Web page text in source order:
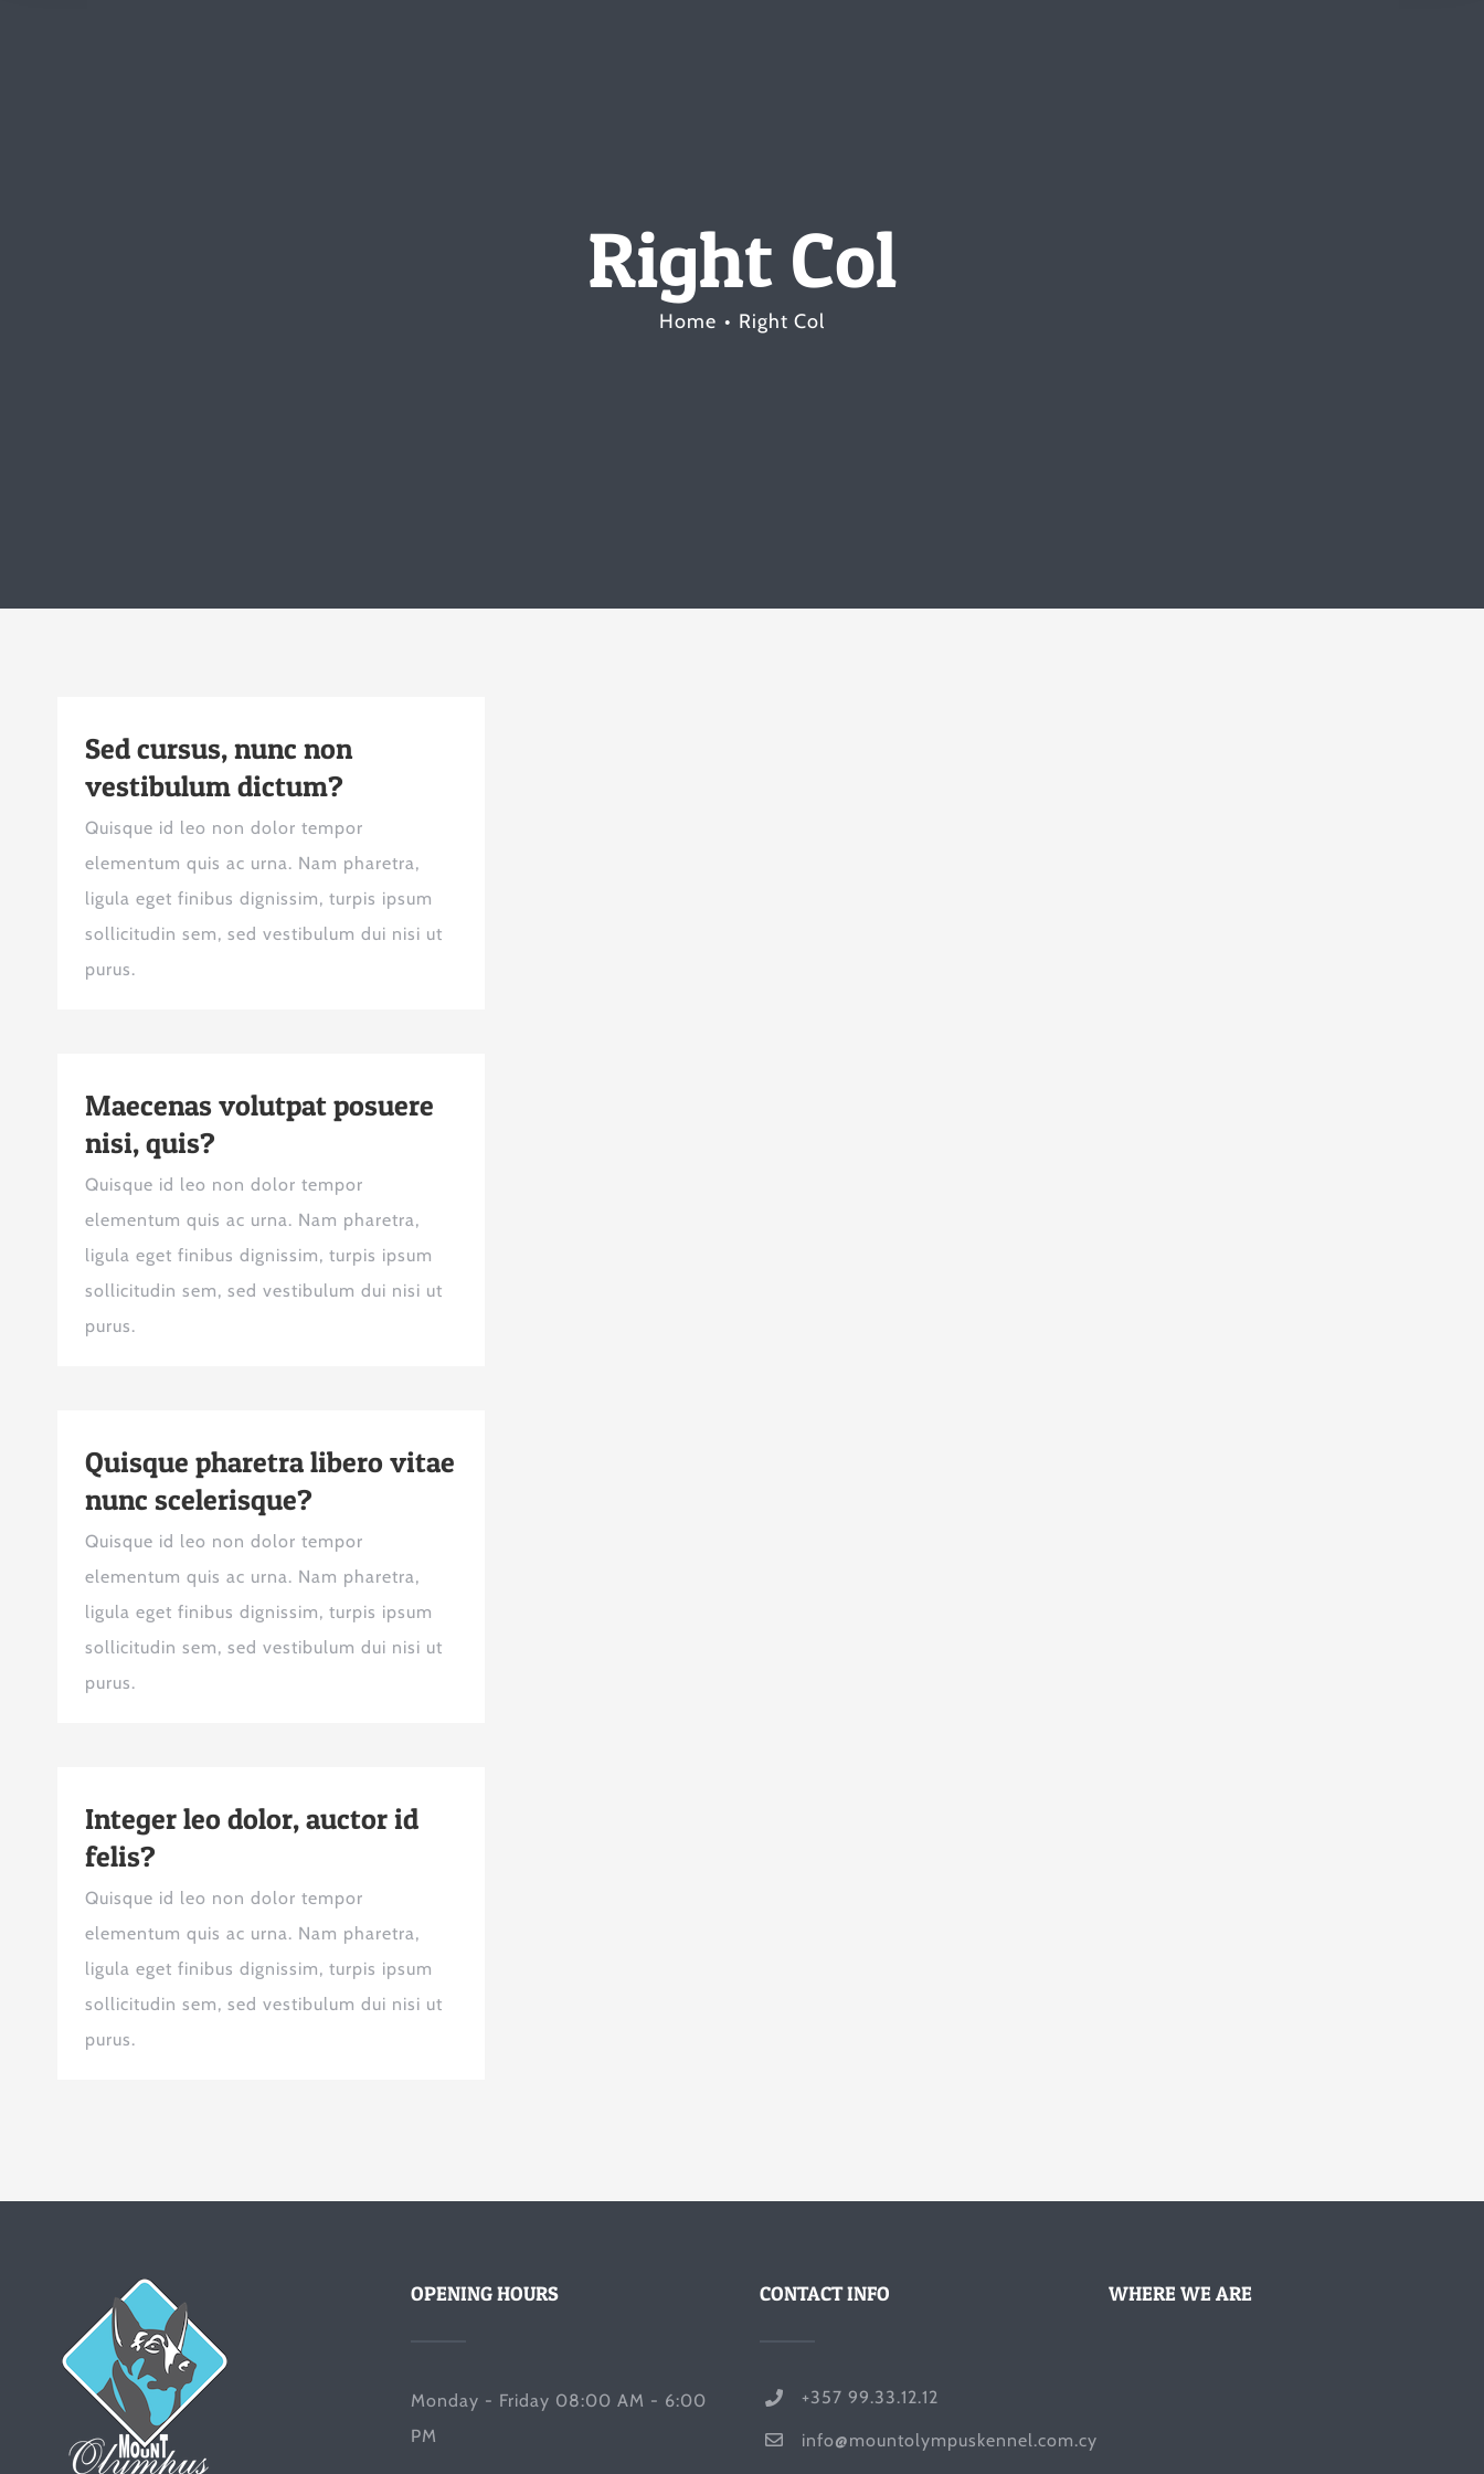
Right Col
Home Right Col
Sed cursus, nunc non
vestibulum dictum?
Quisque id leo non dolor tempor
elementum quis ac urna. Nam pharetra,
ligula eget finibus dignissim, turpis ipsum
sollicitudin sem, sed vestibulum dui nisi ut
purus.
Maecenas volutpat posuere
nisi, quis?
Quisque id leo non dolor tempor
elementum quis ac urna. Nam pharetra,
ligula eget finibus dignissim, turpis ipsum
sollicitudin sem, sed vestibulum dui nisi ut
purus.
Quisque pharetra libero vitae
nunc scelerisque?
Quisque id leo non dolor tempor
elementum quis ac urna. Nam pharetra,
ligula eget finibus dignissim, turpis ipsum
sollicitudin sem, sed vestibulum dui nisi ut
purus.
Integer leo dolor, auctor id
felis?
Quisque id leo non dolor tempor
elementum quis ac urna. Nam pharetra,
ligula eget finibus dignissim, turpis ipsum
sollicitudin sem, sed vestibulum dui nisi ut
purus.
OPENING HOURS
Monday - Friday 08:00 AM - 6:00
PM
CONTACT INFO
+357 99.33.12.12
info@mountolympuskennel.com.cy
WHERE WE ARE